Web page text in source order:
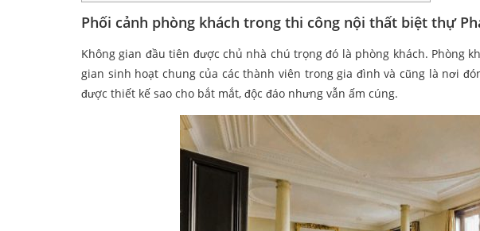
Phối cảnh phòng khách trong thi công nội thất biệt thự
Không gian đầu tiên được chủ nhà chú trọng đó là phòng khách. Phòng
gian sinh hoạt chung của các thành viên trong gia đình và cũng là nơi
được thiết kế sao cho bắt mắt, độc đáo nhưng vẫn ấm cúng.